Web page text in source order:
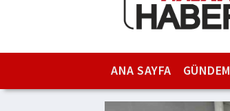
ANA SAYFA GÜNDEM